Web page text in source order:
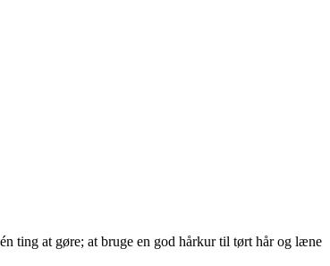
ting at gøre; at bruge en god hårkur til tørt hår og læne